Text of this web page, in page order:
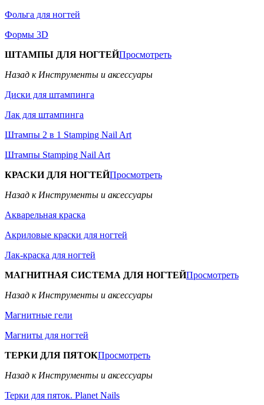
Фольга для ногтей
Формы 3D
ШТАМПЫ ДЛЯ НОГТЕЙПросмотреть
Назад к Инструменты и аксессуары
Диски для штампинга
Лак для штампинга
Штампы 2 в 1 Stamping Nail Art
Штампы Stamping Nail Art
КРАСКИ ДЛЯ НОГТЕЙПросмотреть
Назад к Инструменты и аксессуары
Акварельная краска
Акриловые краски для ногтей
Лак-краска для ногтей
МАГНИТНАЯ СИСТЕМА ДЛЯ НОГТЕЙПросмотреть
Назад к Инструменты и аксессуары
Магнитные гели
Магниты для ногтей
ТЕРКИ ДЛЯ ПЯТОКПросмотреть
Назад к Инструменты и аксессуары
Терки для пяток. Planet Nails